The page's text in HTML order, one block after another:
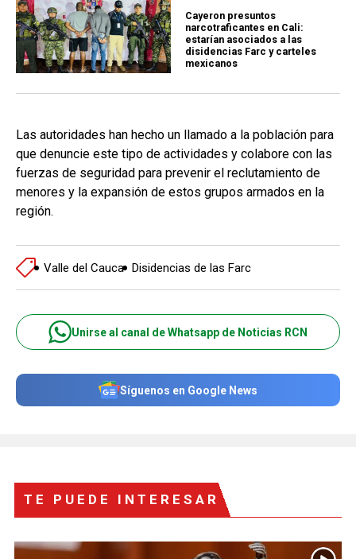
Cayeron presuntos
narcotraficantes en Cali:
estarían asociados a las
disidencias Farc y carteles
mexicanos
Las autoridades han hecho un llamado a la población para
que denuncie este tipo de actividades y colabore con las
fuerzas de seguridad para prevenir el reclutamiento de
menores y la expansión de estos grupos armados en la
región.
Valle del Cauca Disidencias de las Farc
Unirse al canal de Whatsapp de Noticias RCN
Síguenos en Google News
TE PUEDE INTERESAR